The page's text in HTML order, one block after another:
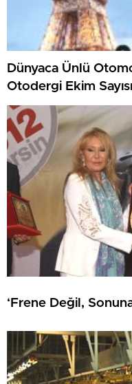
Dünyaca Ünlü
Otodergi Ekim
‘Frene Değil,